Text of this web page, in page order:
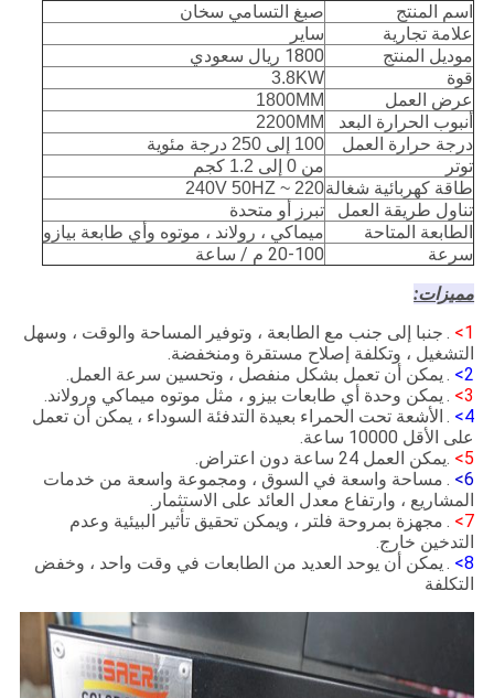
اسم المنتج
صبغ التسامي سخان
علامة تجارية
ساير
موديل المنتج
1800 ريال سعودي
قوة
3.8KW
عرض العمل
1800MM
أنبوب الحرارة البعد
2200MM
درجة حرارة العمل
100 إلى 250 درجة مئوية
توتر
من 0 إلى 1.2 كجم
طاقة كهربائية شغالة220 ~ 240V 50HZ
تناول طريقة العمل
تبرز أو متحدة
الطابعة المتاحة
ميماكي ، رولاند ، موتوه وأي طابعة بيازو
سرعة
20-100 م / ساعة
مميزات:
1>
. جنبا إلى جنب مع الطابعة ، وتوفير المساحة والوقت ، وسهل
التشغيل ، وتكلفة إصلاح مستقرة ومنخفضة.
2>
. يمكن أن تعمل بشكل منفصل ، وتحسين سرعة العمل.
3>
. يمكن وحدة أي طابعات بيزو ، مثل موتوه ميماكي ورولاند.
4>
. الأشعة تحت الحمراء بعيدة التدفئة السوداء ، يمكن أن تعمل
على الأقل 10000 ساعة.
5>
.يمكن العمل 24 ساعة دون اعتراض.
6>
. مساحة واسعة في السوق ، ومجموعة واسعة من خدمات
المشاريع ، وارتفاع معدل العائد على الاستثمار.
7>
. مجهزة بمروحة فلتر ، ويمكن تحقيق تأثير البيئية وعدم
التدخين خارج.
8>
. يمكن أن يوحد العديد من الطابعات في وقت واحد ، وخفض
التكلفة